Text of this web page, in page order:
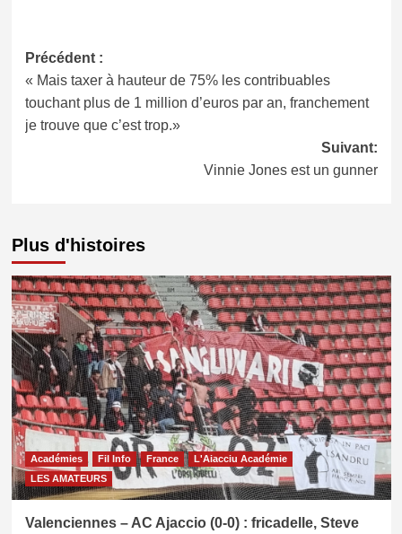
Navigation
d’article
Précédent :
« Mais taxer à hauteur de 75% les contribuables
touchant plus de 1 million d’euros par an, franchement
je trouve que c’est trop.»
Suivant:
Vinnie Jones est un gunner
Plus d'histoires
Académies Fil Info France
L'Aiacciu Académie
LES AMATEURS
Valenciennes – AC Ajaccio (0-0) : fricadelle, Steve